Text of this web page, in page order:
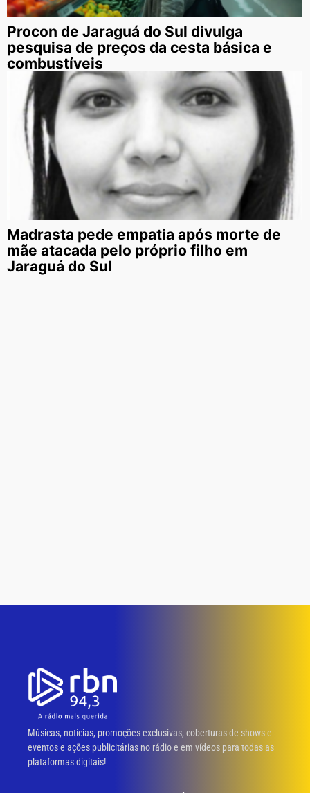
Procon de Jaraguá do Sul divulga
pesquisa de preços da cesta básica e
combustíveis
Madrasta pede empatia após morte de
mãe atacada pelo próprio filho em
Jaraguá do Sul
Músicas, notícias, promoções exclusivas, coberturas de shows e
eventos e ações publicitárias no rádio e em vídeos para todas as
plataformas digitais!